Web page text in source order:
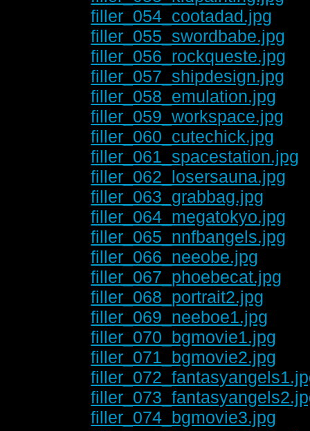
filler_054_cootadad.jpg
filler_055_swordbabe.jpg
filler_056_rockqueste.jpg
filler_057_shipdesign.jpg
filler_058_emulation.jpg
filler_059_workspace.jpg
filler_060_cutechick.jpg
filler_061_spacestation.jpg
filler_062_losersauna.jpg
filler_063_grabbag.jpg
filler_064_megatokyo.jpg
filler_065_nnfbangels.jpg
filler_066_neeobe.jpg
filler_067_phoebecat.jpg
filler_068_portrait2.jpg
filler_069_neeboe1.jpg
filler_070_bgmovie1.jpg
filler_071_bgmovie2.jpg
filler_074_bgmovie3.jpg